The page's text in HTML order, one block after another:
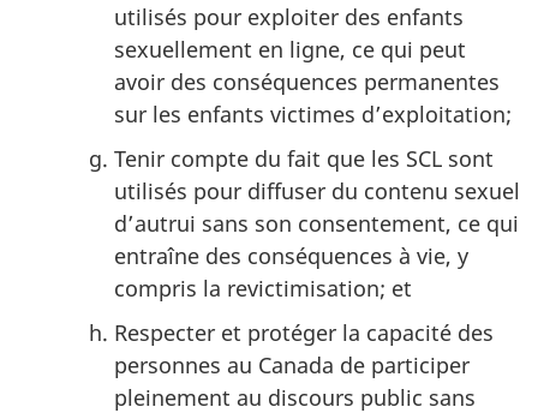
utilisés pour exploiter des enfants
sexuellement en ligne, ce qui peut
avoir des conséquences permanentes
sur les enfants victimes d’exploitation;
Tenir compte du fait que les SCL sont
utilisés pour diffuser du contenu sexuel
d’autrui sans son consentement, ce qui
entraîne des conséquences à vie, y
compris la revictimisation; et
Respecter et protéger la capacité des
personnes au Canada de participer
pleinement au discours public sans